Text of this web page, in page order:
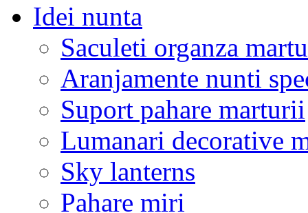
Idei nunta
Saculeti organza
Aranjamente nunti
Suport pahare marturii
Lumanari decorative
Sky lanterns
Pahare miri